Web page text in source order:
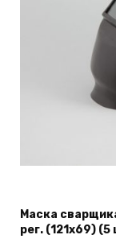
Маска
рег. (121х69) (5